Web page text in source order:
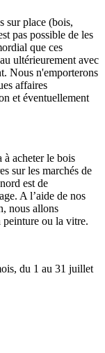
sur place (bois,
pas possible de les
que ces
ultérieurement avec
Nous n'emporterons
affaires
et éventuellement
à acheter le bois
sur les marchés de
est de
A l’aide de nos
nous allons
peinture ou la vitre.
du 1 au 31 juillet